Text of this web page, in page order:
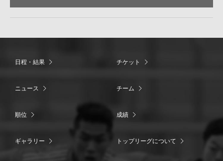
日程・結果 チケット
ニュース チーム
順位 成績
ギャラリー トップリーグについて